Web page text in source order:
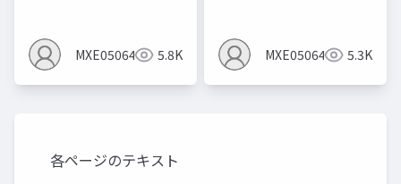
とMindsの間違いあ
り）
MXE05064 5.8K MXE05064 5.3K
各ページのテキスト